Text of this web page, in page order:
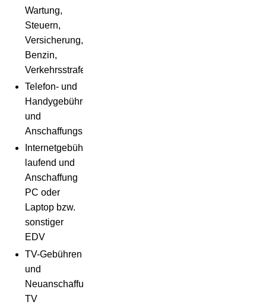
Wartung,
Steuern,
Versicherung,
Benzin,
Verkehrsstrafen)
Telefon- und
Handygebühren
und
Anschaffungskosten
Internetgebühren
laufend und
Anschaffung
PC oder
Laptop bzw.
sonstiger
EDV
TV-Gebühren
und
Neuanschaffung
TV